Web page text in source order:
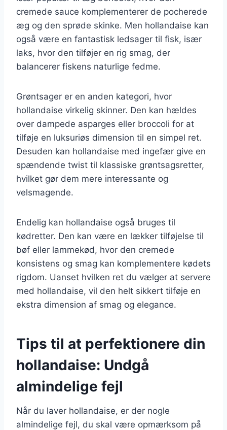
cremede sauce komplementerer de pocherede
æg og den sprøde skinke. Men hollandaise kan
også være en fantastisk ledsager til fisk, især
laks, hvor den tilføjer en rig smag, der
balancerer fiskens naturlige fedme.
Grøntsager er en anden kategori, hvor
hollandaise virkelig skinner. Den kan hældes
over dampede asparges eller broccoli for at
tilføje en luksuriøs dimension til en simpel ret.
Desuden kan hollandaise med ingefær give en
spændende twist til klassiske grøntsagsretter,
hvilket gør dem mere interessante og
velsmagende.
Endelig kan hollandaise også bruges til
kødretter. Den kan være en lækker tilføjelse til
bøf eller lammekød, hvor den cremede
konsistens og smag kan komplementere kødets
rigdom. Uanset hvilken ret du vælger at servere
med hollandaise, vil den helt sikkert tilføje en
ekstra dimension af smag og elegance.
Tips til at perfektionere din
hollandaise: Undgå
almindelige fejl
Når du laver hollandaise, er der nogle
almindelige fejl, du skal være opmærksom på